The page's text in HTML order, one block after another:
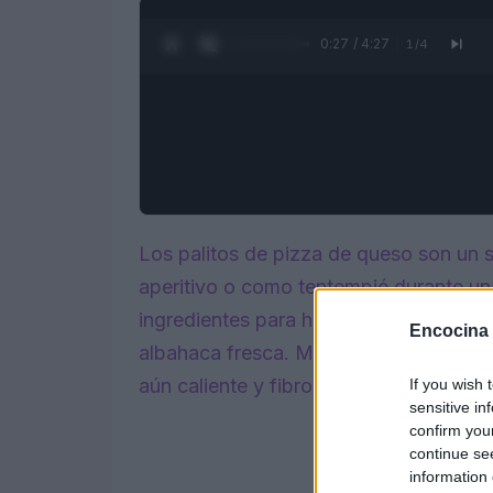
Encocina
If you wish
sensitive
confirm
continue
information
0:28 / 4:27 1 /4
Los palitos de pizza de queso son un
aperitivo o como tentempié durante
ingredientes para hacerlas: masa de
albahaca fresca. Muy suave, rústico y
aún caliente y fibroso.